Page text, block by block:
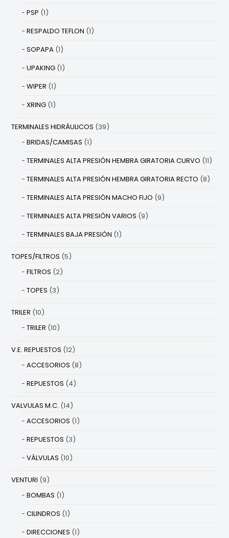
PSP (1)
RESPALDO TEFLON (1)
SOPAPA (1)
UPAKING (1)
WIPER (1)
XRING (1)
TERMINALES HIDRÁULICOS (39)
BRIDAS/CAMISAS (1)
TERMINALES ALTA PRESIÓN HEMBRA GIRATORIA CURVO (11)
TERMINALES ALTA PRESIÓN HEMBRA GIRATORIA RECTO (8)
TERMINALES ALTA PRESIÓN MACHO FIJO (9)
TERMINALES ALTA PRESIÓN VARIOS (9)
TERMINALES BAJA PRESIÓN (1)
TOPES/FILTROS (5)
FILTROS (2)
TOPES (3)
TRILER (10)
TRILER (10)
V.E. REPUESTOS (12)
ACCESORIOS (8)
REPUESTOS (4)
VALVULAS M.C. (14)
ACCESORIOS (1)
REPUESTOS (3)
VÁLVULAS (10)
VENTURI (9)
BOMBAS (1)
CILINDROS (1)
DIRECCIONES (1)